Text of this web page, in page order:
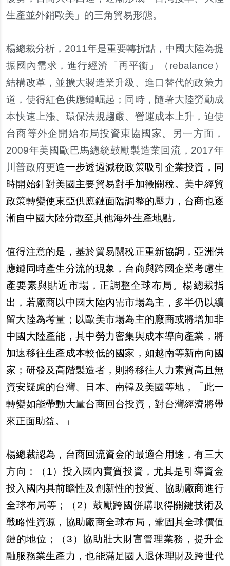
生產並外銷歐美」的三角貿易形態。
楊總裁分析，2011年是重要轉折點，中國大陸為提
振國內需求，進行經濟「再平衡」（rebalance）
結構改革，並擴大製造業升級、進口替代的政策力
道，使得紅色供應鏈崛起；同時，隨著大陸勞動成
本快速上漲、環保法規趨嚴、營運成本上升，迫使
台商等外企開始布局投資東協國家。另一方面，
2009年美國歐巴馬總統鼓勵製造業回流，2017年
川普政府更進一步透過減稅政策吸引企業投資，同
時開始針對美國主要貿易對手加徵關稅。美中經貿
政策轉變使東亞供應鏈面臨調整的壓力，台商也逐
漸自中國大陸分散至其他海外生產地點。
值得注意的是，基於貿易關稅正重新協調，亞洲供
應鏈同時產生分流的現象，台商與跨國企業考慮生
產要素與貼近市場，正調整全球布局。楊總裁指
出，若廠商以中國大陸內需市場為主，多半仍以續
留大陸為考量；以歐美市場為主的廠商或將增加非
中國大陸產能，其中勞力密集與成本導向產業，將
加速移往生產成本較低的國家，如越南等新南向國
家；研發及高階製造者，則將移往人力素質高且無
資安疑慮的台灣、日本、南韓及美國等地，「此一
轉變如能帶動大量台商回台投資，對台灣經濟將帶
來正面助益。」
楊總裁認為，台商回流資金的最適合用途，有三大
方向：（1）投入國內實質投資，尤其是引導資金
投入國內具前瞻性及創新性的投質、協助廠商進行
全球布局等；（2）鼓勵跨國併購取得關鍵技術及
戰略性資源，協助廠商全球布局，鞏固其全球價值
鏈的地位；（3）協助壯大財富管理業務，提升金
融服務業生產力，也能滿足國人退休理財及跨世代